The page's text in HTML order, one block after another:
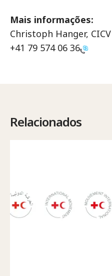
Mais informações:
Christoph Hanger,
+41 79 574 06 36
Relacionados